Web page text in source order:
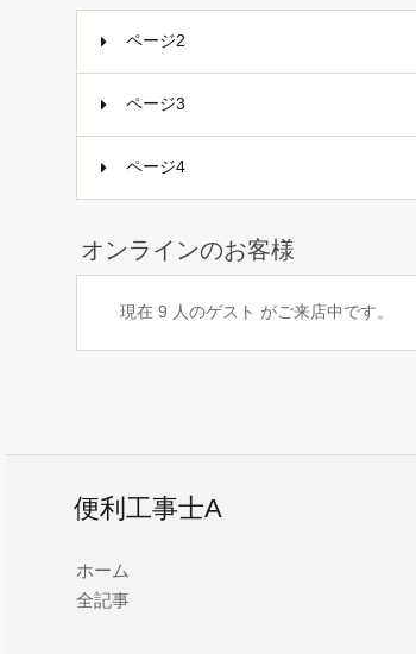
ページ2
ページ3
ページ4
オンラインのお客様
現在 9 人のゲスト がご来店中です。
便利工事士A
ホーム
全記事